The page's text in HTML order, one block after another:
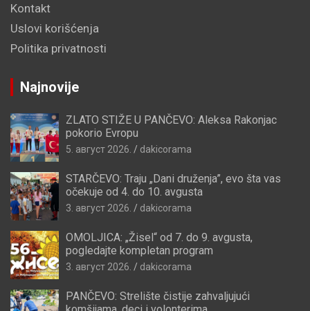
Kontakt
Uslovi korišćenja
Politika privatnosti
Najnovije
ZLATO STIŽE U PANČEVO: Aleksa Rakonjac
pokorio Evropu
5. август 2026. dakicorama
STARČEVO: Traju „Dani druženja”, evo šta vas
očekuje od 4. do 10. avgusta
3. август 2026. dakicorama
OMOLJICA: „Žisel“ od 7. do 9. avgusta,
pogledajte kompletan program
3. август 2026. dakicorama
PANČEVO: Strelište čistije zahvaljujući